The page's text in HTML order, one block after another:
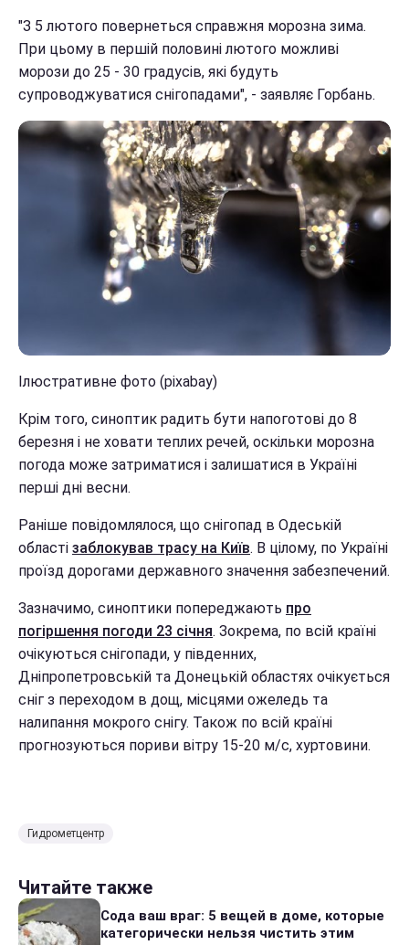
"З 5 лютого повернеться справжня морозна зима.
При цьому в першій половині лютого можливі
морози до 25 - 30 градусів, які будуть
супроводжуватися снігопадами", - заявляє Горбань.
Ілюстративне фото (pixabay)
Крім того, синоптик радить бути напоготові до 8
березня і не ховати теплих речей, оскільки морозна
погода може затриматися і залишатися в Україні
перші дні весни.
Раніше повідомлялося, що снігопад в Одеській
області заблокував трасу на Київ. В цілому, по Україні
проїзд дорогами державного значення забезпечений.
Зазначимо, синоптики попереджають про
погіршення погоди 23 січня. Зокрема, по всій країні
очікуються снігопади, у південних,
Дніпропетровській та Донецькій областях очікується
сніг з переходом в дощ, місцями ожеледь та
налипання мокрого снігу. Також по всій країні
прогнозуються пориви вітру 15-20 м/с, хуртовини.
Гидрометцентр
Читайте также
Сода ваш враг: 5 вещей в доме, которые
категорически нельзя чистить этим